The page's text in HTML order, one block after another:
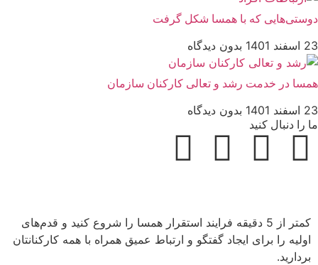
دوستی‌هایی که با همسا شکل گرفت
23 اسفند 1401
بدون دیدگاه
همسا در خدمت رشد و تعالی کارکنان سازمان
23 اسفند 1401
بدون دیدگاه
ما را دنبال کنید
کمتر از 5 دقیقه فرایند استقرار همسا را شروع کنید و قدم‌های
اولیه را برای ایجاد گفتگو و ارتباط عمیق همراه با همه کارکنانتان
بردارید.